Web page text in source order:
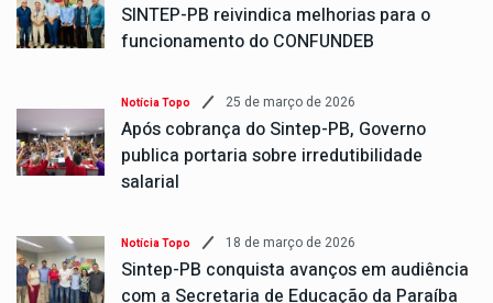
SINTEP-PB reivindica melhorias para o
funcionamento do CONFUNDEB
Notícia Topo 25 de março de 2026
Após cobrança do Sintep-PB, Governo
publica portaria sobre irredutibilidade
salarial
Notícia Topo 18 de março de 2026
Sintep-PB conquista avanços em audiência
com a Secretaria de Educação da Paraíba